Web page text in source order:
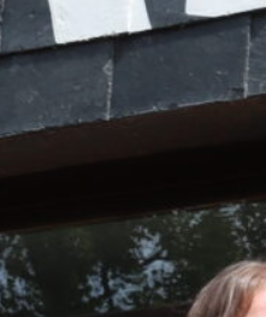
Bedeutung: Durch die
Marke von 400 Euro
Der alte und neue AStA-
„Den Studierenden stehen
mit einem Ausbleiben der
Probleme anzugehen,
über die Hochschulen